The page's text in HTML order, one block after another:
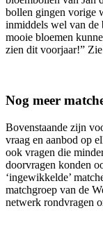
bollen gingen vorige
inmiddels wel van de
mooie bloemen
zien dit voorjaar!”
Nog meer
Bovenstaande zijn
vraag en aanbod op
ook vragen die
doorvragen konden
‘ingewikkelde’
matchgroep van de
netwerk rondvragen